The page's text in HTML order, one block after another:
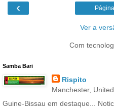
‹
Ver a
Com
Samba Bari
Rispito
Manchester,
Guine-Bissau em destaque...